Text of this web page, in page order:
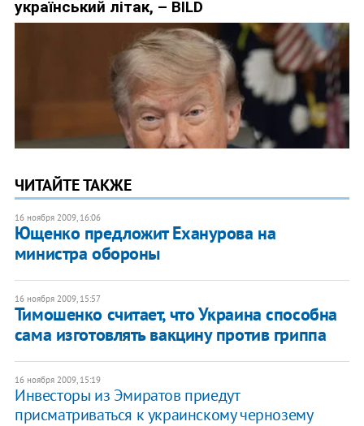
ЧИТАЙТЕ ТАКЖЕ
16 ноября 2009, 16:06
Ющенко предложит Еханурова на
министра обороны
16 ноября 2009, 15:57
Тимошенко считает, что Украина способна
сама изготовлять вакцину против гриппа
16 ноября 2009, 15:19
Инвесторы из Эмиратов приедут
присматриваться к украинскому чернозему